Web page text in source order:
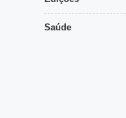
Saúde